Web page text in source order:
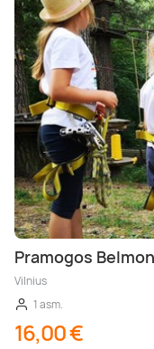
Pramogos
Vilnius
1 asm.
16,00 €